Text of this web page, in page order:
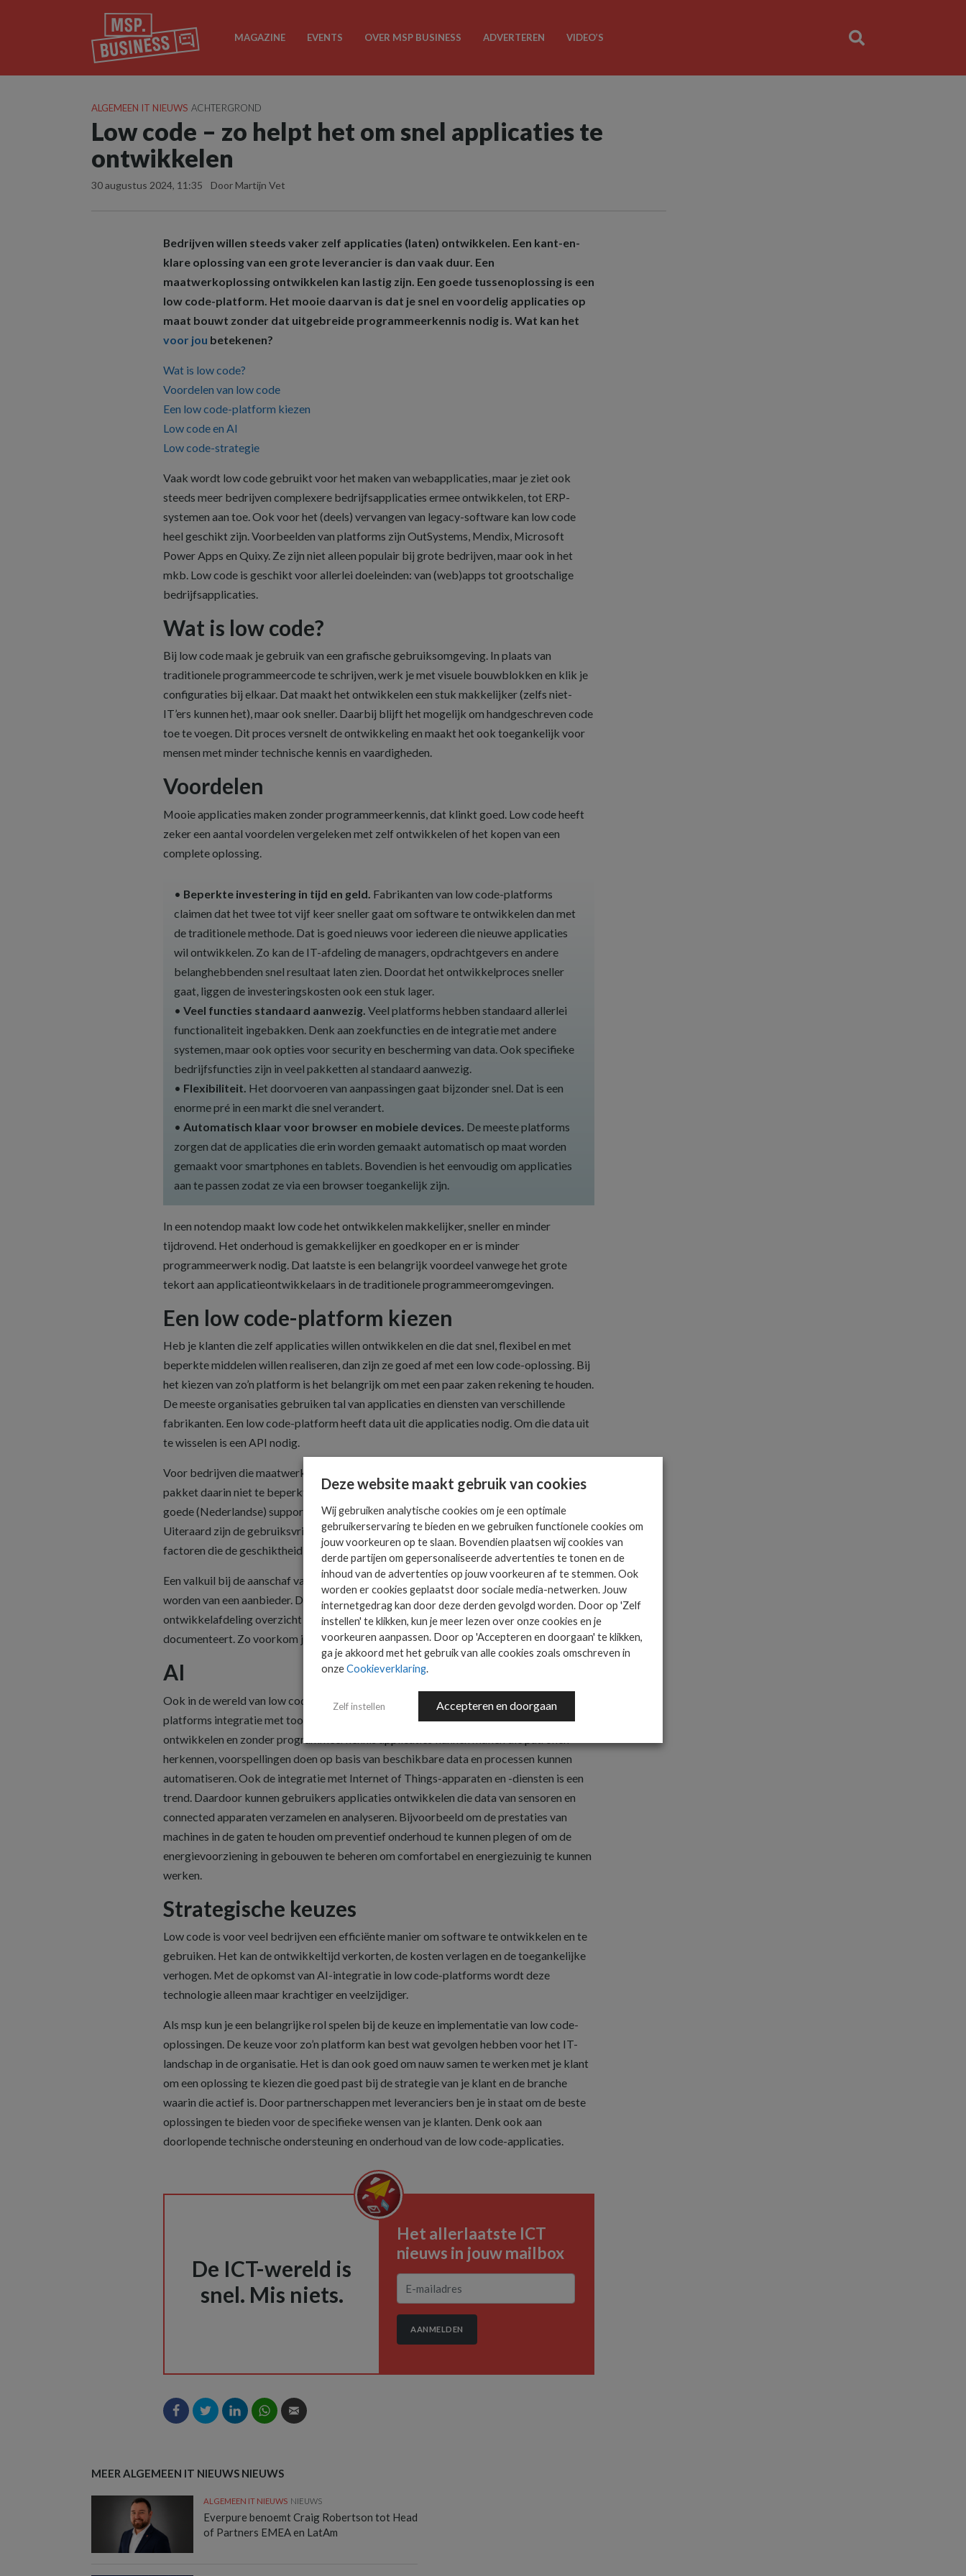
MAGAZINE EVENTS OVER MSP BUSINESS ADVERTEREN VIDEO’S
ALGEMEEN IT NIEUWS ACHTERGROND
Low code – zo helpt het om snel applicaties te
ontwikkelen
30 augustus 2024, 11:35 Door Martijn Vet
Bedrijven willen steeds vaker zelf applicaties (laten) ontwikkelen. Een kant-en-
klare oplossing van een grote leverancier is dan vaak duur. Een
maatwerkoplossing ontwikkelen kan lastig zijn. Een goede tussenoplossing is een
low code-platform. Het mooie daarvan is dat je snel en voordelig applicaties op
maat bouwt zonder dat uitgebreide programmeerkennis nodig is. Wat kan het
voor jou betekenen?
Wat is low code?
Voordelen van low code
Een low code-platform kiezen
Low code en AI
Low code-strategie
Vaak wordt low code gebruikt voor het maken van webapplicaties, maar je ziet ook
steeds meer bedrijven complexere bedrijfsapplicaties ermee ontwikkelen, tot ERP-
systemen aan toe. Ook voor het (deels) vervangen van legacy-software kan low code
heel geschikt zijn. Voorbeelden van platforms zijn OutSystems, Mendix, Microsoft
Power Apps en Quixy. Ze zijn niet alleen populair bij grote bedrijven, maar ook in het
mkb. Low code is geschikt voor allerlei doeleinden: van (web)apps tot grootschalige
bedrijfsapplicaties.
Wat is low code?
Bij low code maak je gebruik van een grafische gebruiksomgeving. In plaats van
traditionele programmeercode te schrijven, werk je met visuele bouwblokken en klik je
configuraties bij elkaar. Dat maakt het ontwikkelen een stuk makkelijker (zelfs niet-
IT’ers kunnen het), maar ook sneller. Daarbij blijft het mogelijk om handgeschreven code
toe te voegen. Dit proces versnelt de ontwikkeling en maakt het ook toegankelijk voor
mensen met minder technische kennis en vaardigheden.
Voordelen
Mooie applicaties maken zonder programmeerkennis, dat klinkt goed. Low code heeft
zeker een aantal voordelen vergeleken met zelf ontwikkelen of het kopen van een
complete oplossing.
• Beperkte investering in tijd en geld. Fabrikanten van low code-platforms
claimen dat het twee tot vijf keer sneller gaat om software te ontwikkelen dan met
de traditionele methode. Dat is goed nieuws voor iedereen die nieuwe applicaties
wil ontwikkelen. Zo kan de IT-afdeling de managers, opdrachtgevers en andere
belanghebbenden snel resultaat laten zien. Doordat het ontwikkelproces sneller
gaat, liggen de investeringskosten ook een stuk lager.
• Veel functies standaard aanwezig. Veel platforms hebben standaard allerlei
functionaliteit ingebakken. Denk aan zoekfuncties en de integratie met andere
systemen, maar ook opties voor security en bescherming van data. Ook specifieke
bedrijfsfuncties zijn in veel pakketten al standaard aanwezig.
• Flexibiliteit. Het doorvoeren van aanpassingen gaat bijzonder snel. Dat is een
enorme pré in een markt die snel verandert.
• Automatisch klaar voor browser en mobiele devices. De meeste platforms
zorgen dat de applicaties die erin worden gemaakt automatisch op maat worden
gemaakt voor smartphones en tablets. Bovendien is het eenvoudig om applicaties
aan te passen zodat ze via een browser toegankelijk zijn.
In een notendop maakt low code het ontwikkelen makkelijker, sneller en minder
tijdrovend. Het onderhoud is gemakkelijker en goedkoper en er is minder
programmeerwerk nodig. Dat laatste is een belangrijk voordeel vanwege het grote
tekort aan applicatieontwikkelaars in de traditionele programmeeromgevingen.
Een low code-platform kiezen
Heb je klanten die zelf applicaties willen ontwikkelen en die dat snel, flexibel en met
beperkte middelen willen realiseren, dan zijn ze goed af met een low code-oplossing. Bij
het kiezen van zo’n platform is het belangrijk om met een paar zaken rekening te houden.
De meeste organisaties gebruiken tal van applicaties en diensten van verschillende
fabrikanten. Een low code-platform heeft data uit die applicaties nodig. Om die data uit
te wisselen is een API nodig.
Voor bedrijven die maatwerkapplicaties willen ontwikkelen, is het belangrijk dat het
pakket daarin niet te beperkt is. Verder is het handig te kiezen voor een platform dat
goede (Nederlandse) support biedt en een actieve community van gebruikers heeft.
Uiteraard zijn de gebruiksvriendelijkheid en de kosten van licenties en training ook
factoren die de geschiktheid van een oplossing bepalen.
Een valkuil bij de aanschaf van een low code-oplossing is vendor lock-in: té afhankelijk
worden van een aanbieder. Dat is onder meer te voorkomen door te zorgen dat de
ontwikkelafdeling overzicht houdt op wat op het platform is ontwikkeld en dit goed
documenteert. Zo voorkom je dat een black box ontstaat.
AI
Ook in de wereld van low code is de AI-trend merkbaar. Zo bieden steeds meer
platforms integratie met tools waarmee gebruikers machine learning-modellen kunnen
ontwikkelen en zonder programmeerkennis applicaties kunnen maken die patronen
herkennen, voorspellingen doen op basis van beschikbare data en processen kunnen
automatiseren. Ook de integratie met Internet of Things-apparaten en -diensten is een
trend. Daardoor kunnen gebruikers applicaties ontwikkelen die data van sensoren en
connected apparaten verzamelen en analyseren. Bijvoorbeeld om de prestaties van
machines in de gaten te houden om preventief onderhoud te kunnen plegen of om de
energievoorziening in gebouwen te beheren om comfortabel en energiezuinig te kunnen
werken.
Strategische keuzes
Low code is voor veel bedrijven een efficiënte manier om software te ontwikkelen en te
gebruiken. Het kan de ontwikkeltijd verkorten, de kosten verlagen en de toegankelijke
verhogen. Met de opkomst van AI-integratie in low code-platforms wordt deze
technologie alleen maar krachtiger en veelzijdiger.
Als msp kun je een belangrijke rol spelen bij de keuze en implementatie van low code-
oplossingen. De keuze voor zo’n platform kan best wat gevolgen hebben voor het IT-
landschap in de organisatie. Het is dan ook goed om nauw samen te werken met je klant
om een oplossing te kiezen die goed past bij de strategie van je klant en de branche
waarin die actief is. Door partnerschappen met leveranciers ben je in staat om de beste
oplossingen te bieden voor de specifieke wensen van je klanten. Denk ook aan
doorlopende technische ondersteuning en onderhoud van de low code-applicaties.
De ICT-wereld is
snel. Mis niets.
Het allerlaatste ICT
nieuws in jouw mailbox
AANMELDEN
MEER ALGEMEEN IT NIEUWS NIEUWS
ALGEMEEN IT NIEUWS NIEUWS
Everpure benoemt Craig Robertson tot Head
of Partners EMEA en LatAm
Deze website maakt gebruik van cookies
Wij gebruiken analytische cookies om je een optimale
gebruikerservaring te bieden en we gebruiken functionele cookies om
jouw voorkeuren op te slaan. Bovendien plaatsen wij cookies van
derde partijen om gepersonaliseerde advertenties te tonen en de
inhoud van de advertenties op jouw voorkeuren af te stemmen. Ook
worden er cookies geplaatst door sociale media-netwerken. Jouw
internetgedrag kan door deze derden gevolgd worden. Door op 'Zelf
instellen' te klikken, kun je meer lezen over onze cookies en je
voorkeuren aanpassen. Door op 'Accepteren en doorgaan' te klikken,
ga je akkoord met het gebruik van alle cookies zoals omschreven in
onzeCookieverklaring.
Zelf instellen Accepteren en doorgaan